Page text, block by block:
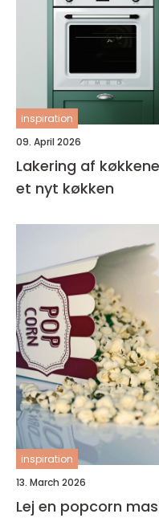
inspiration
09. April 2026
Lakering af køkkener
et nyt køkken
inspiration
13. March 2026
Lej en popcorn